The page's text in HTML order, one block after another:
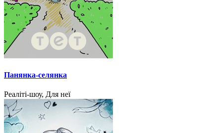
Панянка-селянка
Реаліті-шоу, Для неї